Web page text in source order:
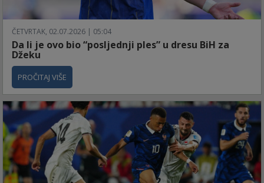
ČETVRTAK, 02.07.2026 | 05:04
Da li je ovo bio “posljednji ples” u dresu BiH za
Džeku
PROČITAJ VIŠE